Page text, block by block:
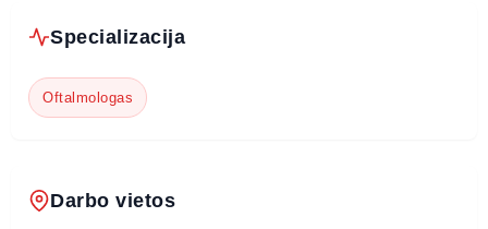
Specializacija
Oftalmologas
Darbo vietos